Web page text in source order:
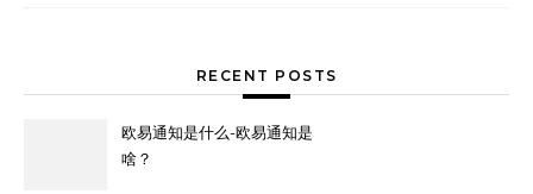
RECENT POSTS
欧易通知是什么-欧易通知是
啥？